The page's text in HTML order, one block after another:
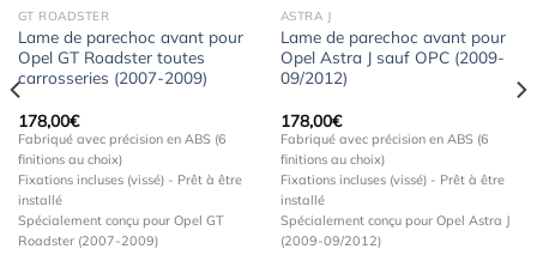
GT ROADSTER
Lame de parechoc avant pour
Opel GT Roadster toutes
carrosseries (2007-2009)
178,00€
Fabriqué avec précision en ABS (6
finitions au choix)
Fixations incluses (vissé) - Prêt à être
installé
Spécialement conçu pour Opel GT
Roadster (2007-2009)
ASTRA J
Lame de parechoc avant pour
Opel Astra J sauf OPC (2009-
09/2012)
178,00€
Fabriqué avec précision en ABS (6
finitions au choix)
Fixations incluses (vissé) - Prêt à être
installé
Spécialement conçu pour Opel Astra J
(2009-09/2012)